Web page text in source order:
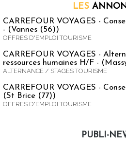
LES
CARREFOUR VOYAGES -
- (Vannes (56))
OFFRES D'EMPLOI TOURISME
CARREFOUR VOYAGES -
ressources humaines H/F -
ALTERNANCE / STAGES TOURISME
CARREFOUR VOYAGES -
(St Brice (77))
OFFRES D'EMPLOI TOURISME
PUBLI-